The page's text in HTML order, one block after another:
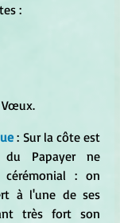
:
: Sur la côte est
Papayer ne
cérémonial : on
à l'une de ses
très fort son